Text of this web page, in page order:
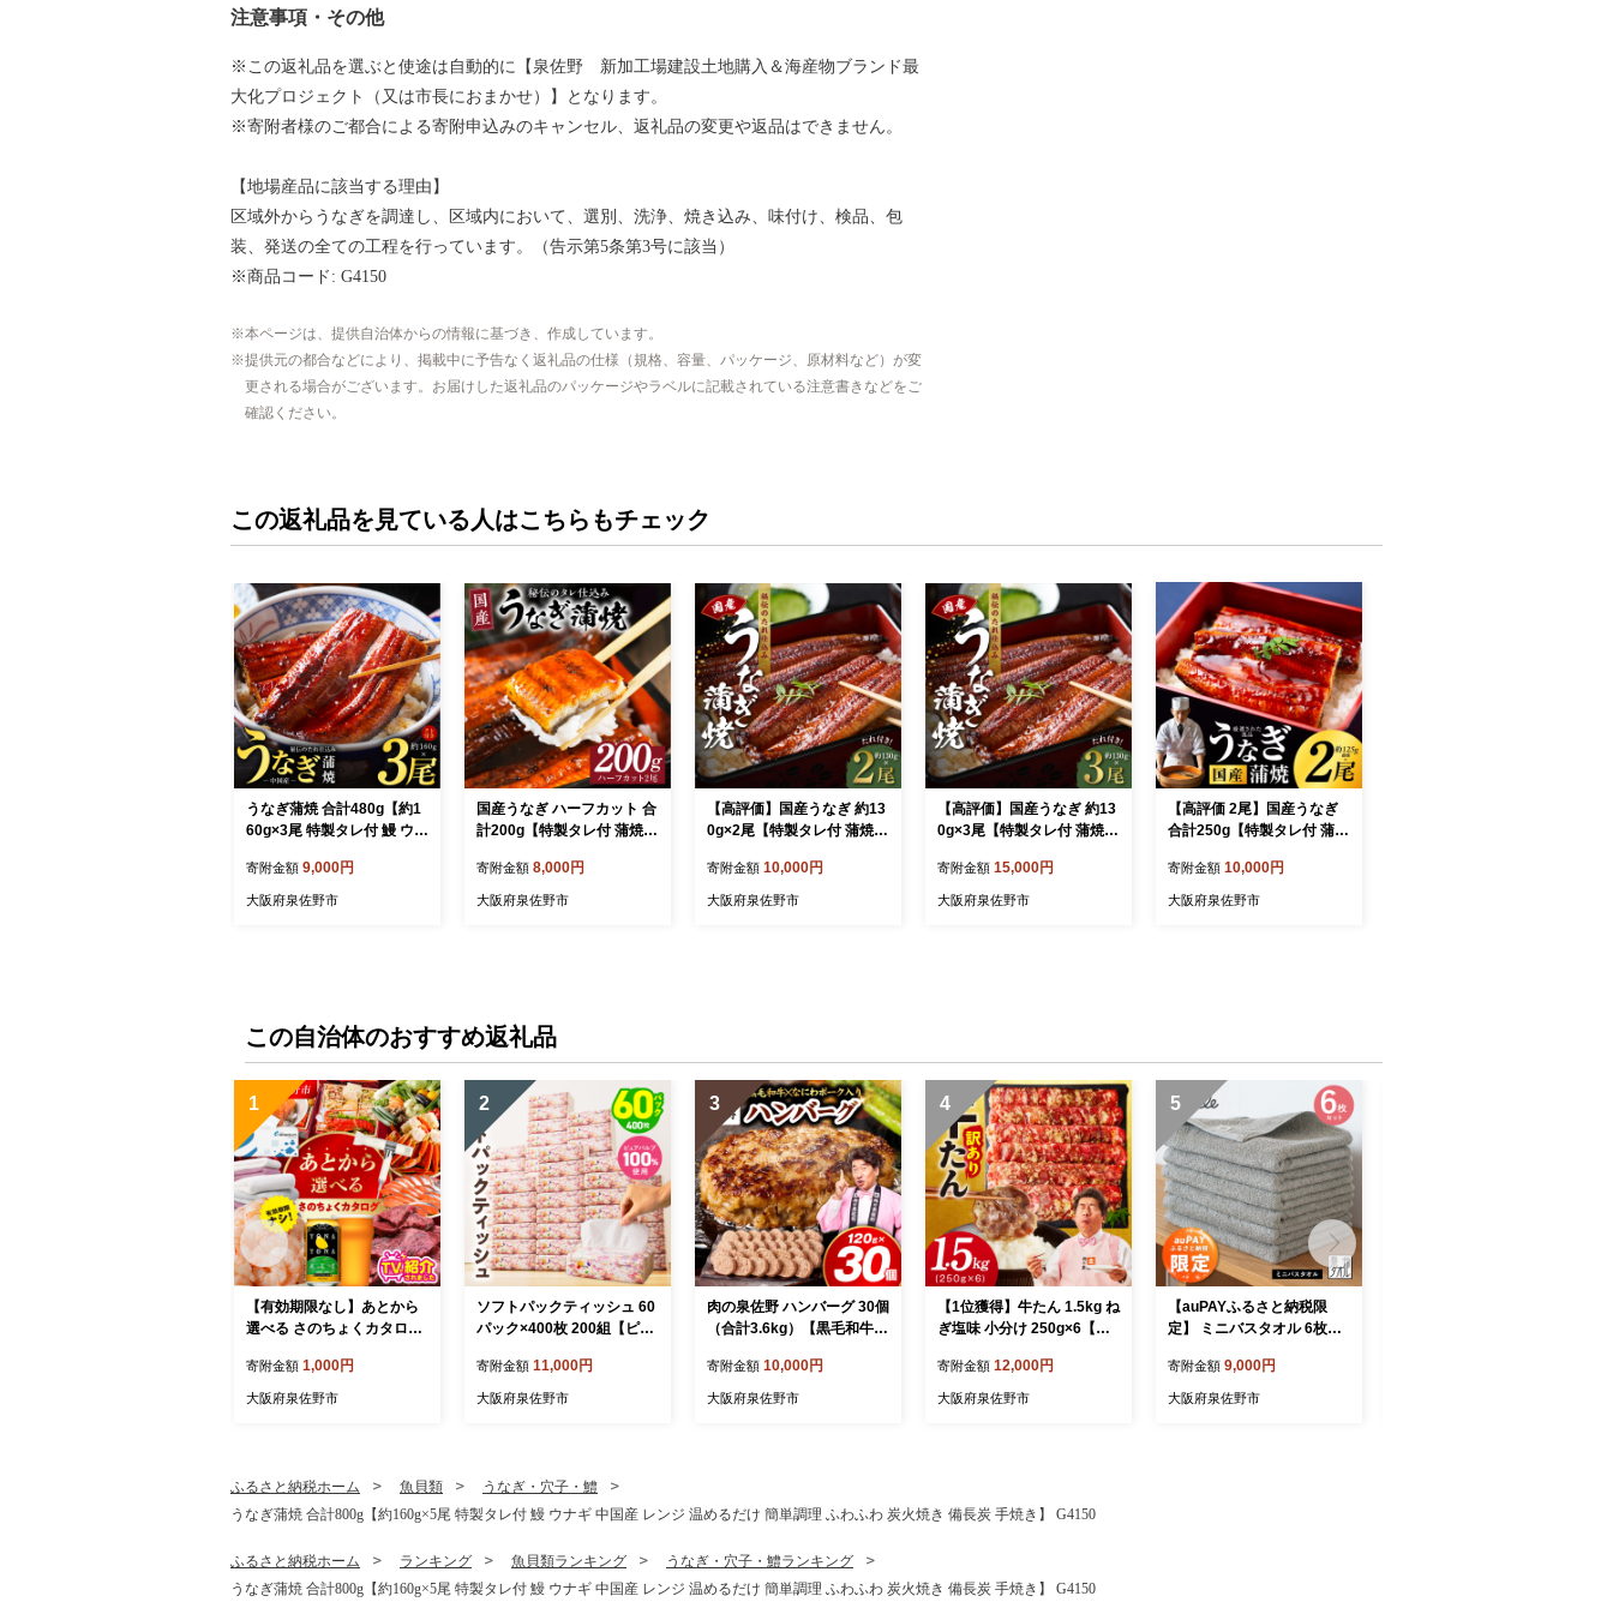
注意事項・その他
※この返礼品を選ぶと使途は自動的に【泉佐野 新加工場建設土地購入＆海産物ブランド最
大化プロジェクト（又は市長におまかせ）】となります。
※寄附者様のご都合による寄附申込みのキャンセル、返礼品の変更や返品はできません。
【地場産品に該当する理由】
区域外からうなぎを調達し、区域内において、選別、洗浄、焼き込み、味付け、検品、包
装、発送の全ての工程を行っています。（告示第5条第3号に該当）
※商品コード: G4150
本ページは、提供自治体からの情報に基づき、作成しています。
提供元の都合などにより、掲載中に予告なく返礼品の仕様（規格、容量、パッケージ、原材料など）が変
更される場合がございます。お届けした返礼品のパッケージやラベルに記載されている注意書きなどをご
確認ください。
この返礼品を見ている人はこちらもチェック
うなぎ蒲焼 合計480g【約1
60g×3尾 特製タレ付 鰻 ウナ
け 簡単調理 ふわふわ 炭火
焼き 備長炭 手焼き】 G419
寄附金額 9,000円
大阪府泉佐野市
国産うなぎ ハーフカット 合
計200g【特製タレ付 蒲焼
焼き 備長炭 手焼き レンジ
温めるだけ 簡単調理】 G41
寄附金額 8,000円
大阪府泉佐野市
【高評価】国産うなぎ 約13
0g×2尾【特製タレ付 蒲焼
長炭 手焼き レンジ 温める
だけ 簡単調理】 G4183
寄附金額 10,000円
大阪府泉佐野市
【高評価】国産うなぎ 約13
0g×3尾【特製タレ付 蒲焼
長炭 手焼き レンジ 温める
だけ 簡単調理】 G4173
寄附金額 15,000円
大阪府泉佐野市
【高評価 2尾】国産うなぎ
合計250g【特製タレ付 蒲焼
長炭 手焼き レンジ 温める
だけ 簡単調理】 G4168
寄附金額 10,000円
大阪府泉佐野市
この自治体のおすすめ返礼品
1
【有効期限なし】あとから
選べる さのちょくカタログ
佐野市 ふるさとギフト 400
0品以上 高評価 肉 ビール 海
20
寄附金額 1,000円
大阪府泉佐野市
2
ソフトパックティッシュ 60
パック×400枚 200組【ピュ
急上昇 まとめ買い 日用品
常備品 てぃっしゅ 備蓄 防
寄附金額 11,000円
大阪府泉佐野市
3
肉の泉佐野 ハンバーグ 30個
（合計3.6kg）【黒毛和牛
個 小分け 冷凍 ストック 人
気 総菜 はんばーぐ 訳あり
寄附金額 10,000円
大阪府泉佐野市
4
【1位獲得】牛たん 1.5kg ね
ぎ塩味 小分け 250g×6【成
切り ぎゅうたん スライス
訳あり サイズ不揃い】 G47
寄附金額 12,000円
大阪府泉佐野市
5
【auPAYふるさと納税限
定】 ミニバスタオル 6枚セ
タオル 以上 バスタオル 未
満 泉州タオル 吸水 普段使
寄附金額 9,000円
大阪府泉佐野市
ふるさと納税ホーム 魚貝類
うなぎ・穴子・鱧
うなぎ蒲焼 合計800g【約160g×5尾 特製タレ付 鰻 ウナギ 中国産 レンジ 温めるだけ 簡単調理 ふわふわ 炭火焼き 備長炭 手焼き】 G4150
ふるさと納税ホーム ランキング 魚貝類ランキング
うなぎ・穴子・鱧ランキング
うなぎ蒲焼 合計800g【約160g×5尾 特製タレ付 鰻 ウナギ 中国産 レンジ 温めるだけ 簡単調理 ふわふわ 炭火焼き 備長炭 手焼き】 G4150